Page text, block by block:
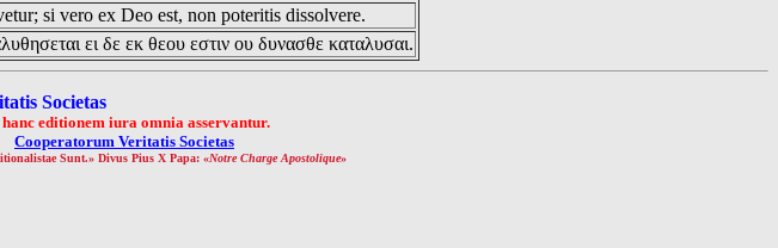
si vero ex Deo est, non poteritis dissolvere.
ει δε εκ θεου εστιν ου δυνασθε καταλυσαι.
Societas
editionem iura omnia asservantur.
Cooperatorum Veritatis Societas
Sunt.» Divus Pius X Papa: «Notre Charge Apostolique»